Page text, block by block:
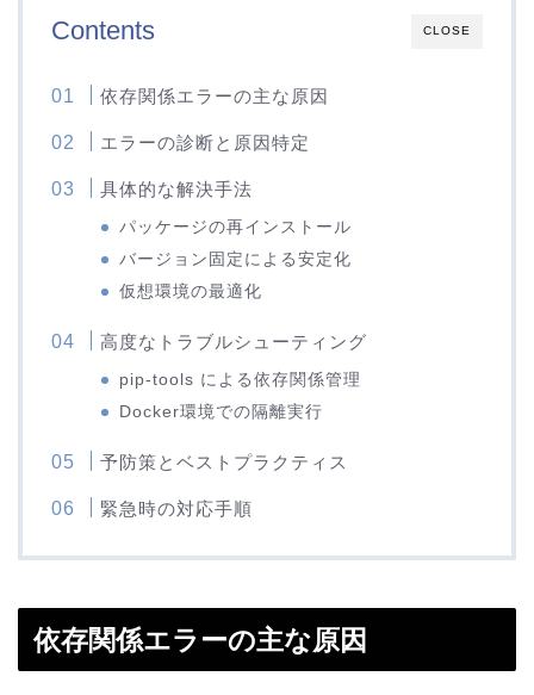
CLOSE
Contents
依存関係エラーの主な原因
エラーの診断と原因特定
具体的な解決手法
パッケージの再インストール
バージョン固定による安定化
仮想環境の最適化
高度なトラブルシューティング
pip-tools による依存関係管理
Docker環境での隔離実行
予防策とベストプラクティス
緊急時の対応手順
依存関係エラーの主な原因